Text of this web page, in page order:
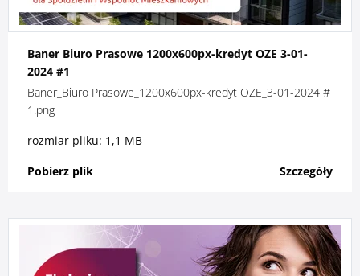
Baner Biuro Prasowe 1200x600px-kredyt OZE 3-01-
2024 #1
Baner_Biuro Prasowe_1200x600px-kredyt OZE_3-01-2024 #
1.png
rozmiar pliku: 1,1 MB
Pobierz plik
Szczegóły